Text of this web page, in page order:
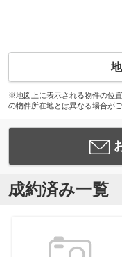
※地図上に表示される物件の位
の物件所在地とは異なる場合がご
成約済み一覧